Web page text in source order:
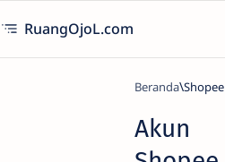
RuangOjoL.com
Beranda Shopee
Akun